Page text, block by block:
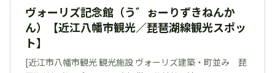
ヴォーリズ記念館（う゛ぉーりずきねんか
ん）【近江八幡市観光／琵琶湖線観光スポッ
ト】
[近江市八幡市観光 観光施設 ヴォーリズ建築・町並み 琵